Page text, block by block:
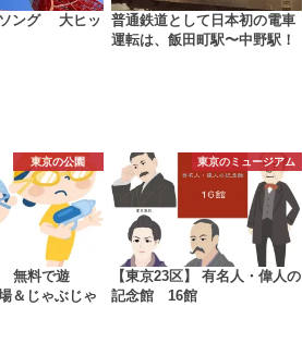
ング 大ヒッ
普通鉄道として日本初の電車
運転は、飯田町駅〜中野駅！
東京の公園
無料で遊
＆じゃぶじゃ
東京のミュージアム
【東京23区】 有名人・偉人の
記念館 16館